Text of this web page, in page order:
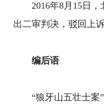
2016年8月15日，
出二审判决，驳回上
编后语
“狼牙山五壮士案”